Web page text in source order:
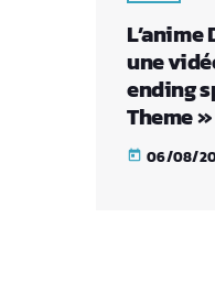
une
ending
Theme »
today 06/08/